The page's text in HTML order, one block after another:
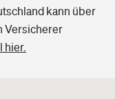
kann über
Versicherer
hier.